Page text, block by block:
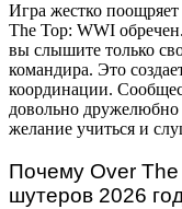
Игра жестко
The Top: WWI
вы слышите только
командира. Это
координации.
довольно
желание учиться и
Почему Over The
шутеров 2026